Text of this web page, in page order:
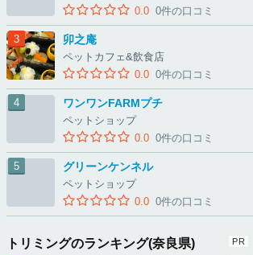
0.0 0件の口コミ
卯之庵
ペットカフェ&飲食店
0.0 0件の口コミ
ワンワンFARMプチ
ペットショップ
0.0 0件の口コミ
グリーンケンネル
ペットショップ
0.0 0件の口コミ
トリミングのランキング(奈良県)